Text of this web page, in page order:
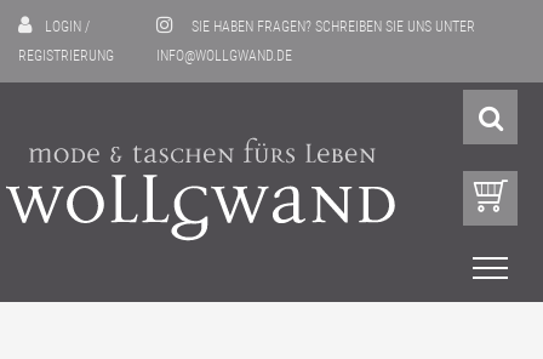
SIE HABEN FRAGEN? SCHREIBEN SIE UNS UNTER
INFO@WOLLGWAND.DE
LOGIN /
REGISTRIERUNG